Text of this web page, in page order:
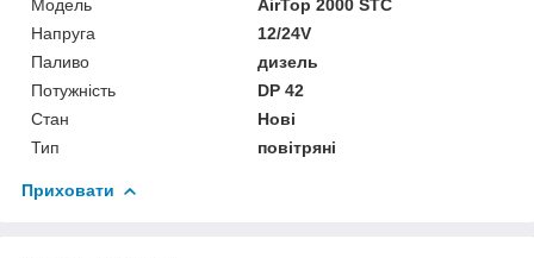
Мoдель
AirTop 2000 STC
Напруга
12/24V
Паливо
дизель
Потужність
DP 42
Стан
Нові
Тип
повітряні
Приховати